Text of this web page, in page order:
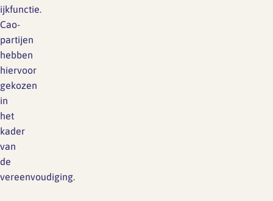
ijkfunctie.
Cao-
partijen
hebben
hiervoor
gekozen
in
het
kader
van
de
vereenvoudiging.